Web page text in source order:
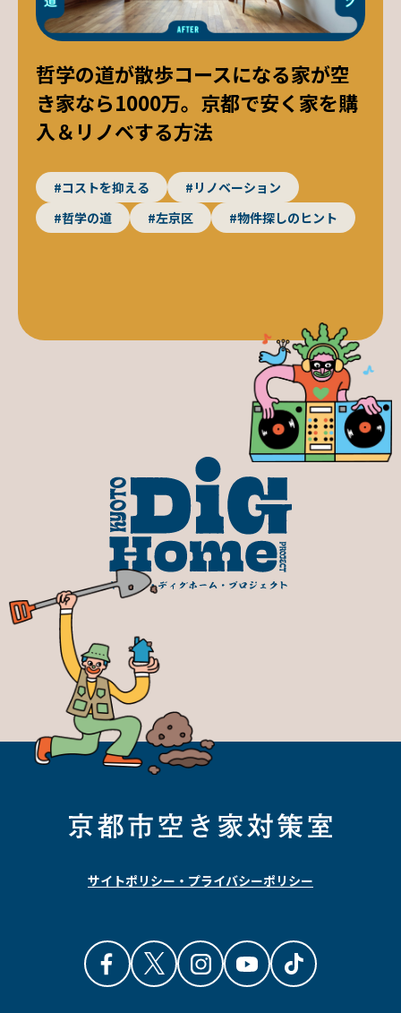
哲学の道が散歩コースになる家が空
き家なら1000万。京都で安く家を購
入＆リノベする方法
#コストを抑える
#リノベーション
#哲学の道
#左京区 #物件探しのヒント
サイトポリシー・プライバシーポリシー